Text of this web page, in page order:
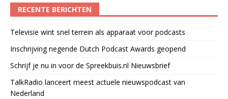
RECENTE BERICHTEN
Televisie wint snel terrein als apparaat voor podcasts
Inschrijving negende Dutch Podcast Awards geopend
Schrijf je nu in voor de Spreekbuis.nl Nieuwsbrief
TalkRadio lanceert meest actuele nieuwspodcast van
Nederland